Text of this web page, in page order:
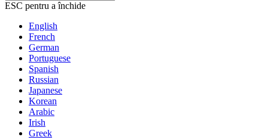
ESC pentru a închide
English
French
German
Portuguese
Spanish
Russian
Japanese
Korean
Arabic
Irish
Greek